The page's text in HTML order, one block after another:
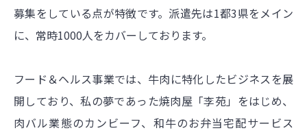
募集をしている点が特徴です。派遣先は1都3県をメイン
に、常時1000人をカバーしております。
フード＆ヘルス事業では、牛肉に特化したビジネスを展
開しており、私の夢であった焼肉屋「李苑」をはじめ、
肉バル業態のカンビーフ、和牛のお弁当宅配サービス